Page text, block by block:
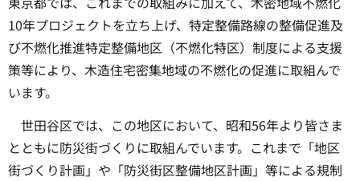
10年プロジェクトを立ち上げ、特定整備路線の整備促進及
び不燃化推進特定整備地区（不燃化特区）制度による支援
策等により、木造住宅密集地域の不燃化の促進に取組んで
います。
世田谷区では、この地区において、昭和56年より皆さま
とともに防災街づくりに取組んでいます。これまで「地区
街づくり計画」や「防災街区整備地区計画」等による規制